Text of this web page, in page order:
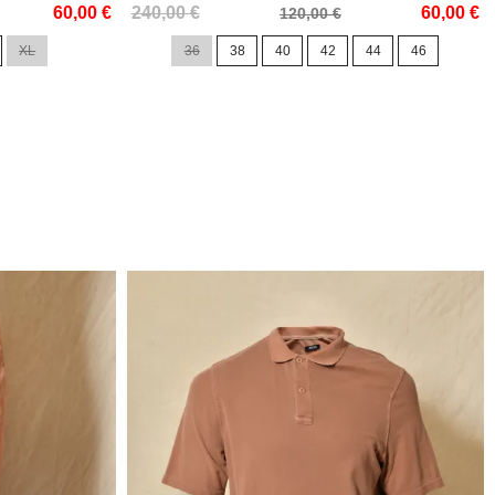
60,00 €
XL
240,00 €
Prix
120,00 € 60,00 €
Prix
36 38 40 42 44 46